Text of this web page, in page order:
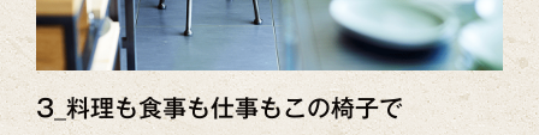
3_料理も食事も仕事もこの椅子で